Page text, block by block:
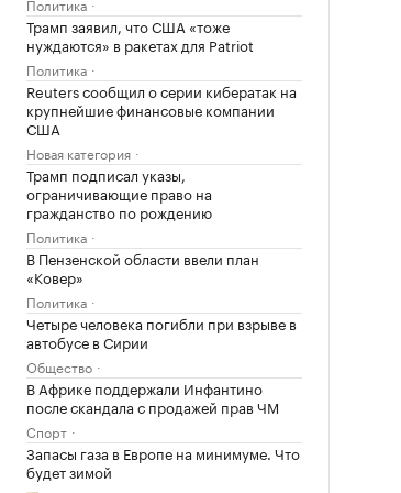
Трамп заявил, что США «тоже
нуждаются» в ракетах для Patriot
Политика
Reuters сообщил о серии кибератак на
крупнейшие финансовые компании
США
Новая категория
Трамп подписал указы,
ограничивающие право на
гражданство по рождению
Политика
В Пензенской области ввели план
«Ковер»
Политика
Четыре человека погибли при взрыве в
автобусе в Сирии
Общество
В Африке поддержали Инфантино
после скандала с продажей прав ЧМ
Спорт
Запасы газа в Европе на минимуме. Что
будет зимой